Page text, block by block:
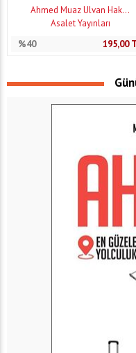
Ahmed Muaz Ulvan Hak...
Asalet Yayınları
%40
195,00